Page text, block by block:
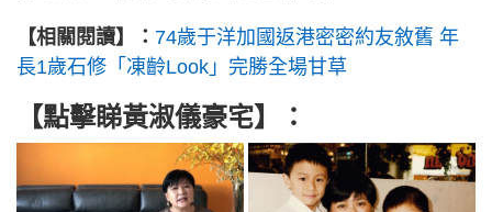
【相關閱讀】： 74歲于洋加國返港密密約友敘舊 年
長1歲石修「凍齡Look」完勝全場甘草
【點擊睇黃淑儀豪宅】：